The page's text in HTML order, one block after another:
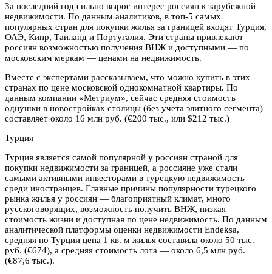
За последний год сильно вырос интерес россиян к зарубежной
недвижимости. По данным аналитиков, в топ-5 самых
популярных стран для покупки жилья за границей входят Турция,
ОАЭ, Кипр, Таиланд и Португалия. Эти страны привлекают
россиян возможностью получения ВНЖ и доступными — по
московским меркам — ценами на недвижимость.
Вместе с экспертами рассказываем, что можно купить в этих
странах по цене московской однокомнатной квартиры. По
данным компании «Метриум», сейчас средняя стоимость
однушки в новостройках столицы (без учета элитного сегмента)
составляет около 16 млн руб. (€200 тыс., или $212 тыс.)
Турция
Турция является самой популярной у россиян страной для
покупки недвижимости за границей, а россияне уже стали
самыми активными инвесторами в турецкую недвижимость
среди иностранцев. Главные причины популярности турецкого
рынка жилья у россиян — благоприятный климат, много
русскоговорящих, возможность получить ВНЖ, низкая
стоимость жизни и доступная по цене недвижимость. По данным
аналитической платформы оценки недвижимости Endeksa,
средняя по Турции цена 1 кв. м жилья составила около 50 тыс.
руб. (€674), а средняя стоимость лота — около 6,5 млн руб.
(€87,6 тыс.).